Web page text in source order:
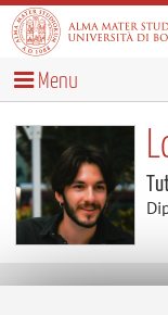
Menu